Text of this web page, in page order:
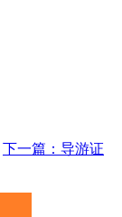
下一篇：导游证